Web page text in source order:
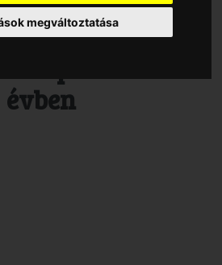
megváltoztatása
Eper Földieper,
évben